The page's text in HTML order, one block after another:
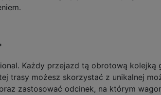
Każdy przejazd tą obrotową
trasy możesz skorzystać z unikalnej
zastosować odcinek, na którym